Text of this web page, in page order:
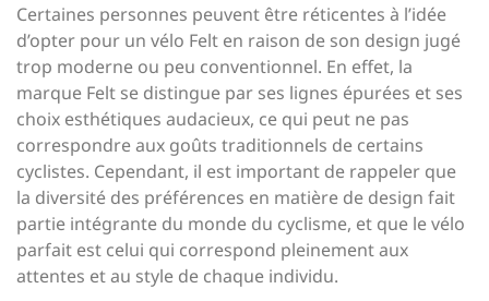
Certaines personnes peuvent être réticentes à l’idée
d’opter pour un vélo Felt en raison de son design jugé
trop moderne ou peu conventionnel. En effet, la
marque Felt se distingue par ses lignes épurées et ses
choix esthétiques audacieux, ce qui peut ne pas
correspondre aux goûts traditionnels de certains
cyclistes. Cependant, il est important de rappeler que
la diversité des préférences en matière de design fait
partie intégrante du monde du cyclisme, et que le vélo
parfait est celui qui correspond pleinement aux
attentes et au style de chaque individu.